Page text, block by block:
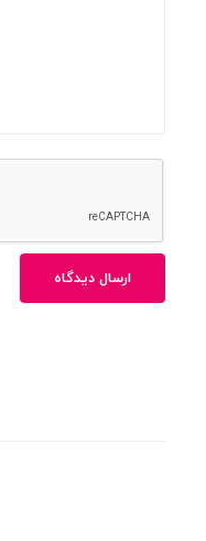
ارسال دیدگاه